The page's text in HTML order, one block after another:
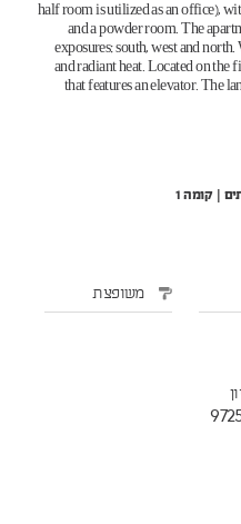
half room is utilized as an office),
and a powder room. The
exposures: south, west and
and radiant heat. Located on the
that features an elevator. The
משופצת